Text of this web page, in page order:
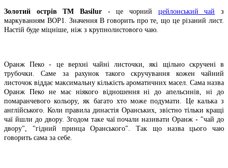
Золотий острів ТМ Basilur - це чорний цейлонський чай з
маркуванням BOP1. Значення B говорить про те, що це різаний лист.
Настій буде міцніше, ніж з крупнолистового чаю.
Оранж Пеко - це верхні чайні листочки, які щільно скручені в
трубочки. Саме за рахунок такого скручування кожен чайний
листочок віддає максимальну кількість ароматичних масел. Сама назва
Оранж Пеко не має ніякого відношення ні до апельсинів, ні до
помаранчевого кольору, як багато хто може подумати. Це калька з
англійського. Коли правила династія Оранських, звістно тільки кращі
чаї йшли до двору. Згодом таке чаї почали називати Оранж - "чай до
двору", "гідний принца Оранського". Так що назва цього чаю
говорить сама за себе.